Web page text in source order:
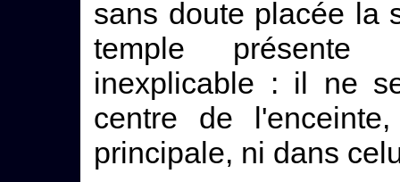
sans doute placée la
temple présente
inexplicable : il ne
centre de
principale, ni dans